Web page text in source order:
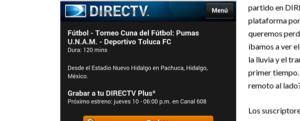
partido en
plataforma
queremos
íbamos a ver
la lluvia y el
primer
remoto al
Los